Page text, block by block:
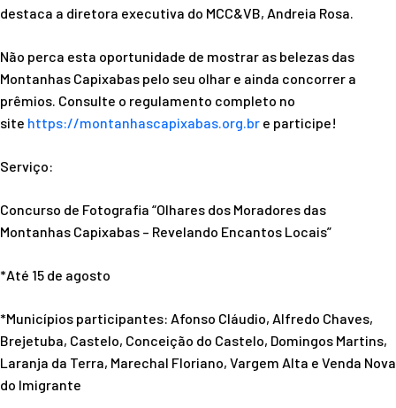
destaca a diretora executiva do MCC&VB, Andreia Rosa.
Não perca esta oportunidade de mostrar as belezas das
Montanhas Capixabas pelo seu olhar e ainda concorrer a
prêmios. Consulte o regulamento completo no
site https://montanhascapixabas.org.br e participe!
Serviço:
Concurso de Fotografia “Olhares dos Moradores das
Montanhas Capixabas – Revelando Encantos Locais”
*Até 15 de agosto
*Municípios participantes: Afonso Cláudio, Alfredo Chaves,
Brejetuba, Castelo, Conceição do Castelo, Domingos Martins,
Laranja da Terra, Marechal Floriano, Vargem Alta e Venda Nova
do Imigrante